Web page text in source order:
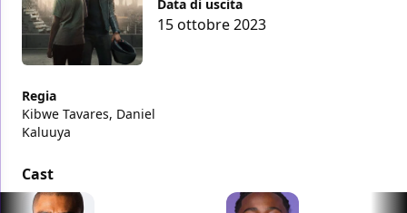
Data di uscita
15 ottobre 2023
Regia
Kibwe Tavares, Daniel
Kaluuya
Cast